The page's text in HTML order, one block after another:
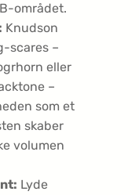
området.
Knudson
scares –
eller
–
som et
skaber
volumen
Lyde